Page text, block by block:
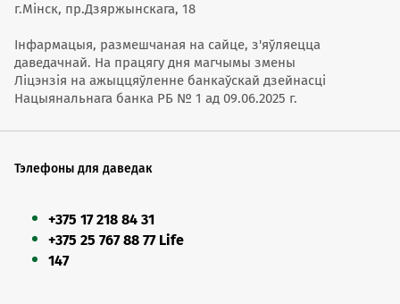
г.Мінск, пр.Дзяржынскага, 18
Інфармацыя, размешчаная на сайце, з'яўляецца
даведачнай. На працягу дня магчымы змены
Ліцэнзія на ажыццяўленне банкаўскай дзейнасці
Нацыянальнага банка РБ № 1 ад 09.06.2025 г.
Тэлефоны для даведак
+375 17 218 84 31
+375 25 767 88 77 Life
147